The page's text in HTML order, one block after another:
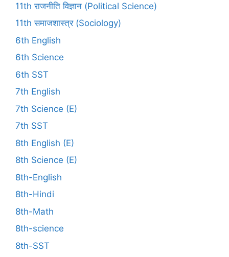
11th राजनीति विज्ञान (Political Science)
11th समाजशास्त्र (Sociology)
6th English
6th Science
6th SST
7th English
7th Science (E)
7th SST
8th English (E)
8th Science (E)
8th-English
8th-Hindi
8th-Math
8th-science
8th-SST